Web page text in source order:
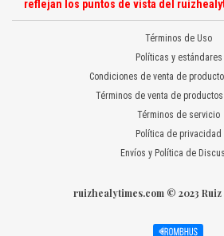
reflejan los puntos de vista del
Términos de Uso
Políticas y estándares
Condiciones de venta de
Términos de venta de
Términos de servicio
Política de privacidad
Envíos y Política de
ruizhealytimes.com © 2023 Ruiz